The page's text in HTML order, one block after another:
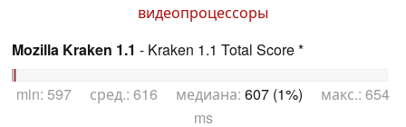
видеопроцессоры
Mozilla Kraken 1.1 - Kraken 1.1 Total Score *
min: 597 сред.: 616 медиана: 607 (1%) макс.: 654
ms